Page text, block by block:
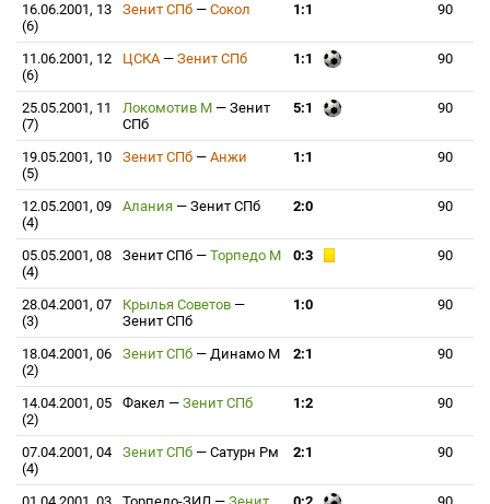
16.06.2001, 13
(6)
Зенит СПб — Сокол 1:1 90
11.06.2001, 12
(6)
ЦСКА — Зенит СПб 1:1 90
25.05.2001, 11
(7)
Локомотив М — Зенит
СПб
5:1 90
19.05.2001, 10
(5)
Зенит СПб — Анжи 1:1 90
12.05.2001, 09
(4)
Алания — Зенит СПб 2:0 90
05.05.2001, 08
(4)
Зенит СПб — Торпедо М 0:3 90
28.04.2001, 07
(3)
Крылья Советов —
Зенит СПб
1:0 90
18.04.2001, 06
(2)
Зенит СПб — Динамо М 2:1 90
14.04.2001, 05
(2)
Факел — Зенит СПб 1:2 90
07.04.2001, 04
(4)
Зенит СПб — Сатурн Рм 2:1 90